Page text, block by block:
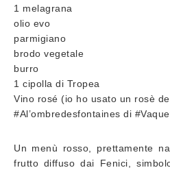
1 melagrana
olio evo
parmigiano
brodo vegetale
burro
1 cipolla di Tropea
Vino rosé (io ho usato un rosè
#Al’ombredesfontaines di
Un menù rosso, prettamente
frutto diffuso dai Fenici,